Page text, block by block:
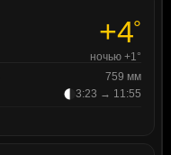
+4°
ночью +1°
759 мм
3:23 → 11:55